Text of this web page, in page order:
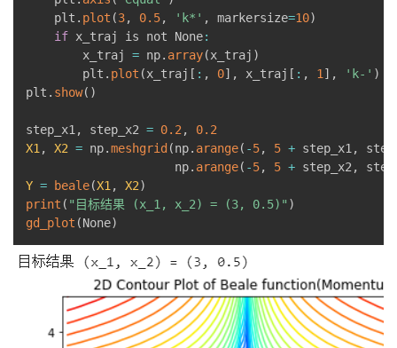
    plt
. plot (3, 0.5, 'k*' , markersize=10)
if x_traj is not None:
        x_traj
= np. array(x_traj )
        plt
. plot (x_traj [ : , 0] , x_traj [ : , 1 ] , 'k-' )
plt . show( )
step_x1 , step_x2 = 0.2 ,
0.2
X1 , X2 = np.meshgrid (np. arange( -5, 5 + step_x1 ,
                     np
. arange( -5, 5 + step_x2 ,
Y = beale(X1 , X2)
print ( "目标结果 (x_1, x_2) = (3, 0.5)" )
gd_plot (None)